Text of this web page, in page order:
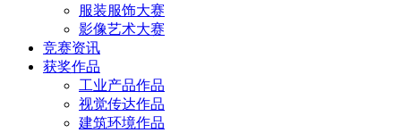
服装服饰大赛
影像艺术大赛
竞赛资讯
获奖作品
工业产品作品
视觉传达作品
建筑环境作品